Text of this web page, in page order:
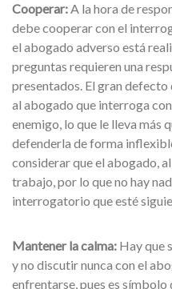
Cooperar:A la hora de
debe cooperar con el
el abogado adverso está
preguntas requieren una
presentados. El gran
al abogado que interroga
enemigo, lo que le lleva más
defenderla de forma
considerar que el abogado,
trabajo, por lo que no hay
interrogatorio que esté
Mantener la calma: Hay que
y no discutir nunca con el
enfrentarse, pues es